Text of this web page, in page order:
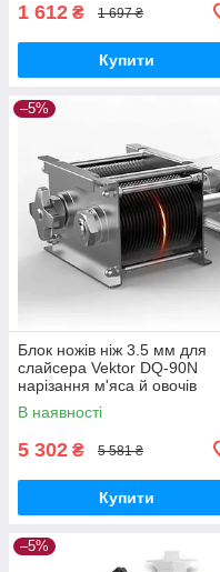
1 612 ₴ 1 697 ₴
Купити
–5%
Блок ножів ніж 3.5 мм для
слайсера Vektor DQ-90N
нарізання м'яса й овочів
В наявності
5 302 ₴ 5 581 ₴
Купити
–5%